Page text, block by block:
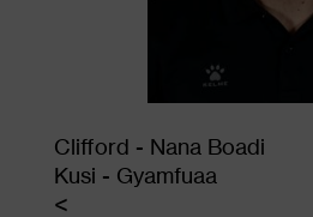
Clifford - Nana Boadi
Kusi - Gyamfuaa